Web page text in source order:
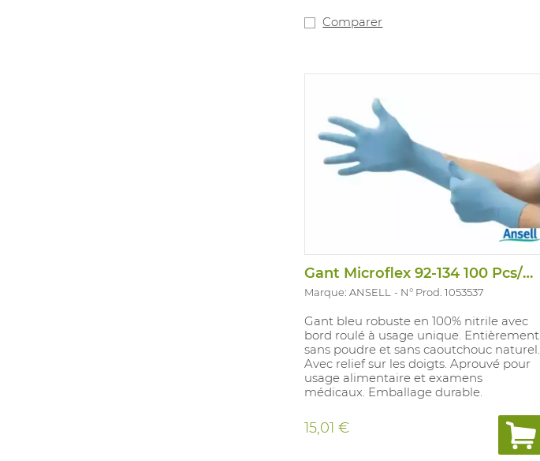
retirer le gant en cas de perforation.
prolongée. Sans latex, sans poudre.
Comparer
Gant Microflex 92-134 100 Pcs/Disp
Marque: ANSELL N° Prod. 1053537
Gant bleu robuste en 100% nitrile avec
bord roulé à usage unique. Entièrement
sans poudre et sans caoutchouc naturel.
Avec relief sur les doigts. Aprouvé pour
usage alimentaire et examens
médicaux. Emballage durable.
15,01 €